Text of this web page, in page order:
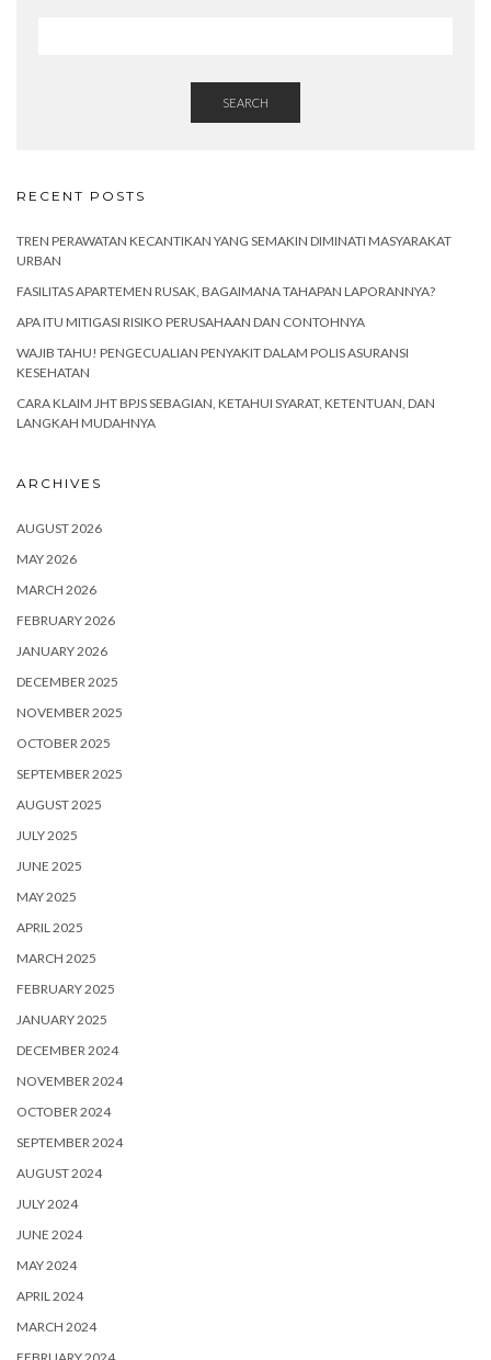
SEARCH
RECENT POSTS
TREN PERAWATAN KECANTIKAN YANG SEMAKIN DIMINATI MASYARAKAT
URBAN
FASILITAS APARTEMEN RUSAK, BAGAIMANA TAHAPAN LAPORANNYA?
APA ITU MITIGASI RISIKO PERUSAHAAN DAN CONTOHNYA
WAJIB TAHU! PENGECUALIAN PENYAKIT DALAM POLIS ASURANSI
KESEHATAN
CARA KLAIM JHT BPJS SEBAGIAN, KETAHUI SYARAT, KETENTUAN, DAN
LANGKAH MUDAHNYA
ARCHIVES
AUGUST 2026
MAY 2026
MARCH 2026
FEBRUARY 2026
JANUARY 2026
DECEMBER 2025
NOVEMBER 2025
OCTOBER 2025
SEPTEMBER 2025
AUGUST 2025
JULY 2025
JUNE 2025
MAY 2025
APRIL 2025
MARCH 2025
FEBRUARY 2025
JANUARY 2025
DECEMBER 2024
NOVEMBER 2024
OCTOBER 2024
SEPTEMBER 2024
AUGUST 2024
JULY 2024
JUNE 2024
MAY 2024
APRIL 2024
MARCH 2024